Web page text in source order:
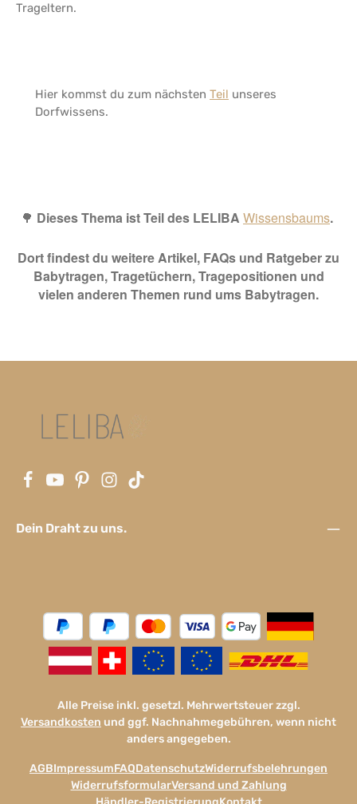
Trageltern.
Hier kommst du zum nächsten Teil unseres
Dorfwissens.
🌳 Dieses Thema ist Teil des LELIBA Wissensbaums.
Dort findest du weitere Artikel, FAQs und Ratgeber zu
Babytragen, Tragetüchern, Tragepositionen und
vielen anderen Themen rund ums Babytragen.
Dein Draht zu uns.
Alle Preise inkl. gesetzl. Mehrwertsteuer zzgl.
Versandkosten und ggf. Nachnahmegebühren, wenn nicht
anders angegeben.
AGBImpressumFAQDatenschutzWiderrufsbelehrungen
WiderrufsformularVersand und Zahlung